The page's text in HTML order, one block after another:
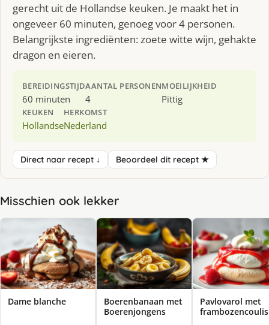
gerecht uit de Hollandse keuken. Je maakt het in
ongeveer 60 minuten, genoeg voor 4 personen.
Belangrijkste ingrediënten: zoete witte wijn, gehakte
dragon en eieren.
BEREIDINGSTIJD
60 minuten
AANTAL PERSONEN
4
MOEILIJKHEID
Pittig
KEUKEN
Hollandse
HERKOMST
Nederland
Direct naar recept ↓ Beoordeel dit recept ★
Misschien ook lekker
Dame blanche
Boerenbanaan met
Boerenjongens
Pavlovarol met
frambozencoulis